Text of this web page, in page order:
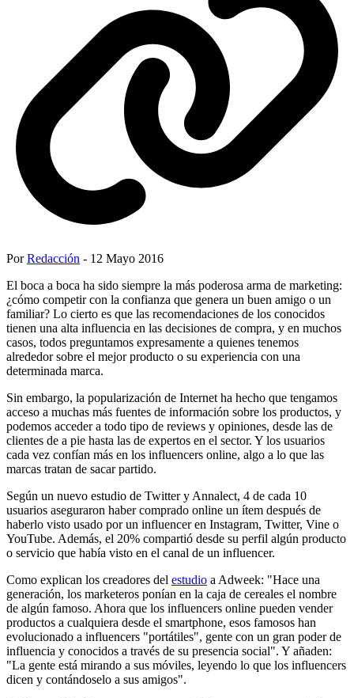
PorRedacción - 12 Mayo 2016
El boca a boca ha sido siempre la más poderosa arma de marketing:
¿cómo competir con la confianza que genera un buen amigo o un
familiar? Lo cierto es que las recomendaciones de los conocidos
tienen una alta influencia en las decisiones de compra, y en muchos
casos, todos preguntamos expresamente a quienes tenemos
alrededor sobre el mejor producto o su experiencia con una
determinada marca.
Sin embargo, la popularización de Internet ha hecho que tengamos
acceso a muchas más fuentes de información sobre los productos, y
podemos acceder a todo tipo de reviews y opiniones, desde las de
clientes de a pie hasta las de expertos en el sector. Y los usuarios
cada vez confían más en los influencers online, algo a lo que las
marcas tratan de sacar partido.
Según un nuevo estudio de Twitter y Annalect, 4 de cada 10
usuarios aseguraron haber comprado online un ítem después de
haberlo visto usado por un influencer en Instagram, Twitter, Vine o
YouTube. Además, el 20% compartió desde su perfil algún producto
o servicio que había visto en el canal de un influencer.
Como explican los creadores del estudio a Adweek: "Hace una
generación, los marketeros ponían en la caja de cereales el nombre
de algún famoso. Ahora que los influencers online pueden vender
productos a cualquiera desde el smartphone, esos famosos han
evolucionado a influencers "portátiles", gente con un gran poder de
influencia y conocidos a través de su presencia social". Y añaden:
"La gente está mirando a sus móviles, leyendo lo que los influencers
dicen y contándoselo a sus amigos".